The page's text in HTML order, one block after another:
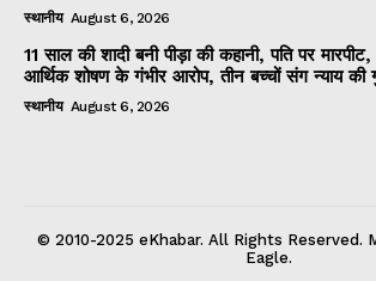
स्थानीय August 6, 2026
11 साल की शादी बनी पीड़ा की कहानी, पति पर
आर्थिक शोषण के गंभीर आरोप, तीन बच्चों संग न्याय की
स्थानीय August 6, 2026
© 2010-2025 eKhabar. All Rights Reserved.
Eagle.